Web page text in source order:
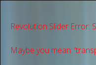
Revolution Slider Error:
Maybe you mean: